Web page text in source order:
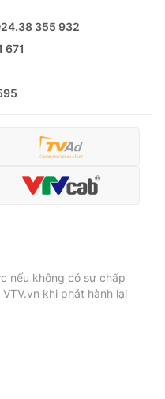
355 932
671
nếu không có sự chấp
khi phát hành lại